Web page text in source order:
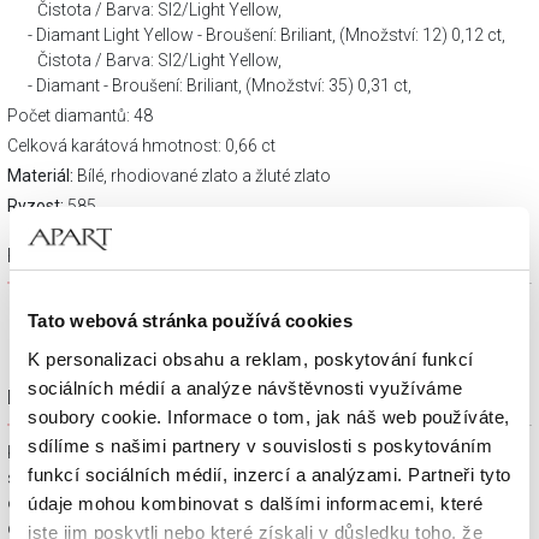
Tato webová stránka používá cookies
K personalizaci obsahu a reklam, poskytování funkcí
sociálních médií a analýze návštěvnosti využíváme
soubory cookie. Informace o tom, jak náš web používáte,
sdílíme s našimi partnery v souvislosti s poskytováním
funkcí sociálních médií, inzercí a analýzami. Partneři tyto
údaje mohou kombinovat s dalšími informacemi, které
jste jim poskytli nebo které získali v důsledku toho, že
Čistota / Barva: SI2/Light Yellow,
Diamant Light Yellow - Broušení: Briliant, (Množství: 12) 0,12 ct,
Čistota / Barva: SI2/Light Yellow,
Diamant - Broušení: Briliant, (Množství: 35) 0,31 ct,
Počet diamantů: 48
Celková karátová hmotnost: 0,66 ct
Materiál: Bílé, rhodiované zlato a žluté zlato
Ryzost: 585
Popis výrobku
Dárkové balení zdarma
Klenotnické výrobky zakoupené na e-shopu Apart.cz obdržíte
spolu s dárkovou krabičkou a taštičkou – v závislosti na
objednaném sortimentu. Váš nákup se tak stane krásným
dárkem, který můžete bez dalších příprav věnovat svým